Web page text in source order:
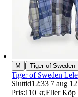
M | Tiger of Sweden
Tiger of Sweden
Sluttid12:33 7 aug
Pris:110 kr,Eller Köp